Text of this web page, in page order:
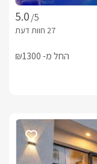
יוקרתית
מחוץ לבקתה תהנו ממתחם חיצוני רק בשבילכם בפרטיות מוחלטת
מתחם שהוא תענוג לכל המשפחה, הכולל מרפסת עץ גדולה עם
שולחן אוכל גדול ואיכותי המשקיפה לנוף מקסים, ממנה ניתן לרדת
ולילדים טרמפולינה גדולה. בלילה יואר המתחם והבריכה בתאורת
ושלווה.
/5
החל מ- ₪1300